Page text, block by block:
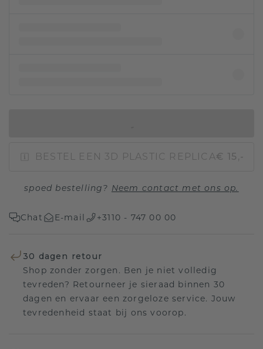
BESTEL EEN 3D PLASTIC REPLICA€ 15,-
spoed bestelling? Neem contact met ons op.
Chat E-mail +3110 - 747 00 00
30 dagen retour
Shop zonder zorgen. Ben je niet volledig
tevreden? Retourneer je sieraad binnen 30
dagen en ervaar een zorgeloze service. Jouw
tevredenheid staat bij ons voorop.